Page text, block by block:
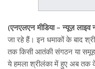
(एनएलएन मीडिया – न्यूज़
जा रहे हैं। इन धमाकों के बाद
तक किसी आतंकी संगठन या समूह
ये हमला श्रीलंका में हुए अब तक